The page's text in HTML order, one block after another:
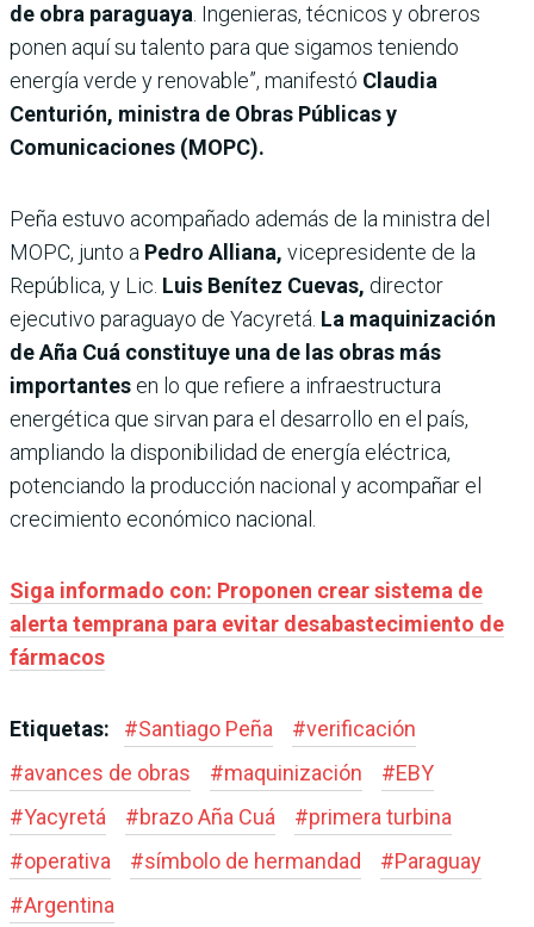
de obra paraguaya. Ingenieras, técnicos y obreros
ponen aquí su talento para que sigamos teniendo
energía verde y renovable”, manifestó Claudia
Centurión, ministra de Obras Públicas y
Comunicaciones (MOPC).
Peña estuvo acompañado además de la ministra del
MOPC, junto a Pedro Alliana, vicepresidente de la
República, y Lic. Luis Benítez Cuevas, director
ejecutivo paraguayo de Yacyretá. La maquinización
de Aña Cuá constituye una de las obras más
importantes en lo que refiere a infraestructura
energética que sirvan para el desarrollo en el país,
ampliando la disponibilidad de energía eléctrica,
potenciando la producción nacional y acompañar el
crecimiento económico nacional.
Siga informado con: Proponen crear sistema de
alerta temprana para evitar desabastecimiento de
fármacos
Etiquetas: #Santiago Peña #verificación
#avances de obras #maquinización #EBY
#Yacyretá #brazo Aña Cuá #primera turbina
#operativa #símbolo de hermandad #Paraguay
#Argentina